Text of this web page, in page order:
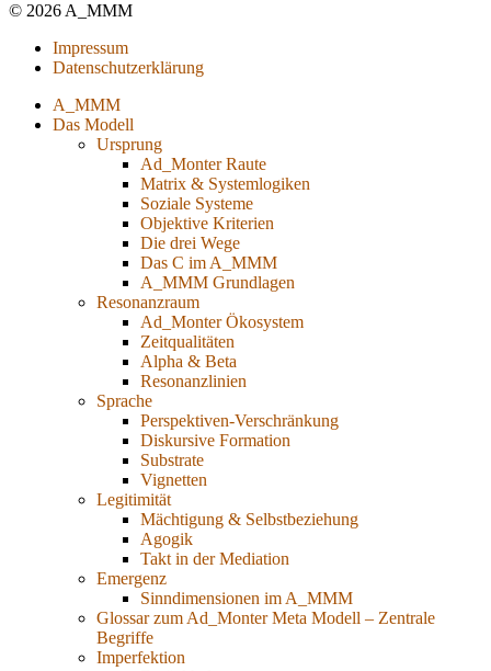
© 2026 A_MMM
Impressum
Datenschutzerklärung
A_MMM
Das Modell
Ursprung
Ad_Monter Raute
Matrix & Systemlogiken
Soziale Systeme
Objektive Kriterien
Die drei Wege
Das C im A_MMM
A_MMM Grundlagen
Resonanzraum
Ad_Monter Ökosystem
Zeitqualitäten
Alpha & Beta
Resonanzlinien
Sprache
Perspektiven-Verschränkung
Diskursive Formation
Substrate
Vignetten
Legitimität
Mächtigung & Selbstbeziehung
Agogik
Takt in der Mediation
Emergenz
Sinndimensionen im A_MMM
Glossar zum Ad_Monter Meta Modell – Zentrale
Begriffe
Imperfektion